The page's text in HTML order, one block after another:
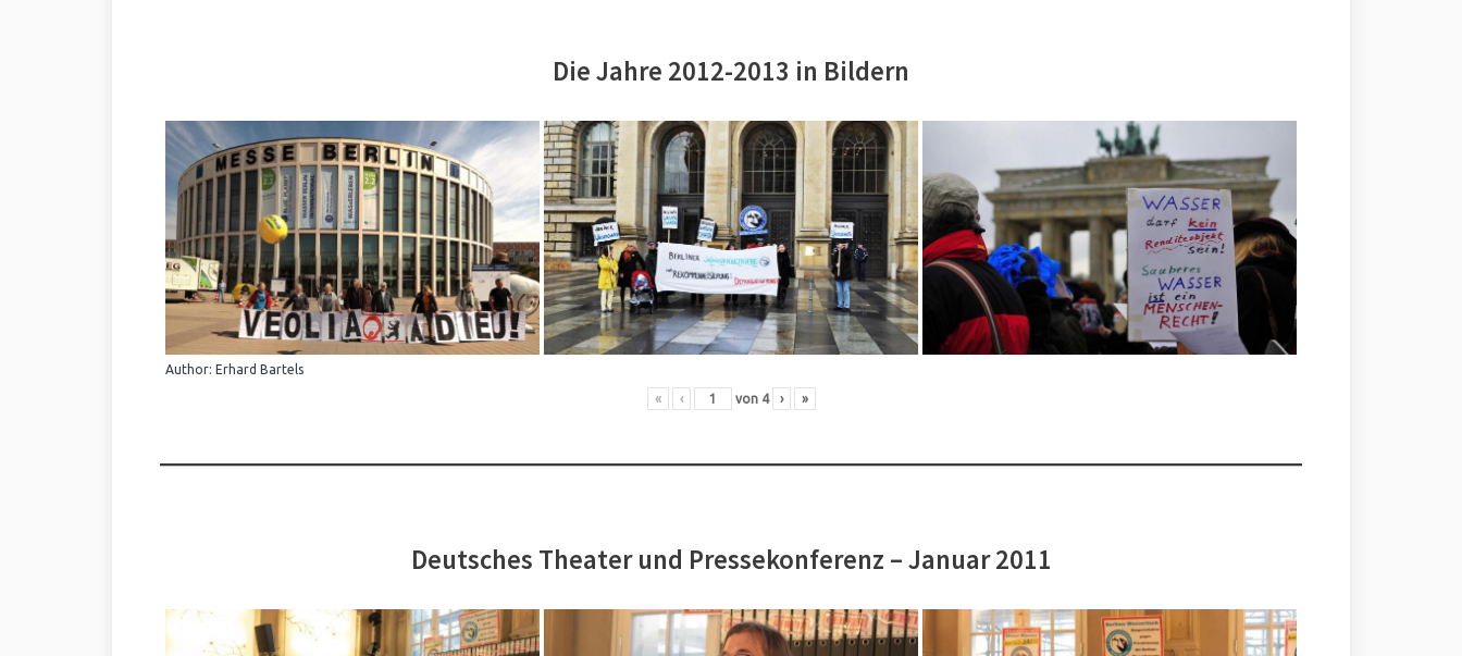
Die Jahre 2012-2013 in Bildern
Author: Erhard Bartels
« ‹ von 4 › »
Deutsches Theater und Pressekonferenz – Januar 2011